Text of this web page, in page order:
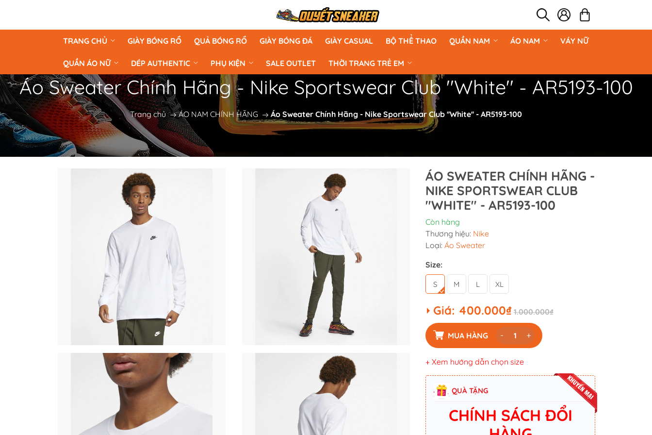
TRANG CHỦ GIÀY BÓNG RỔ QUẢ BÓNG RỔ GIÀY BÓNG ĐÁ GIÀY CASUAL BỘ THỂ THAO QUẦN NAM ÁO NAM VÁY NỮ
QUẦN ÁO NỮ DÉP AUTHENTIC PHỤ KIỆN SALE OUTLET THỜI TRANG TRẺ EM
Áo Sweater Chính Hãng - Nike Sportswear Club ''White'' - AR5193-100
Trang chủ ÁO NAM CHÍNH HÃNG Áo Sweater Chính Hãng - Nike Sportswear Club ''White'' - AR5193-100
ÁO SWEATER CHÍNH HÃNG -
NIKE SPORTSWEAR CLUB
''WHITE'' - AR5193-100
Còn hàng
Thương hiệu: Nike
Loại: Áo Sweater
Size:
S M L XL
Giá: 400.000₫ 1.000.000₫
MUA HÀNG - +
+ Xem hướng dẫn chọn size
QUÀ TẶNG
CHÍNH SÁCH ĐỔI